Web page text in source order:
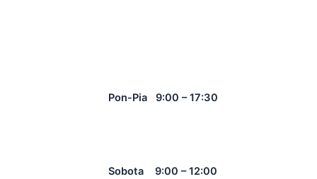
Pon-Pia 9:00 – 17:30
Sobota 9:00 – 12:00